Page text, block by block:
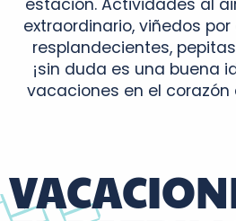
estación. Actividades al
extraordinario, viñedos
resplandecientes,
¡sin duda es una buena
vacaciones en el corazón